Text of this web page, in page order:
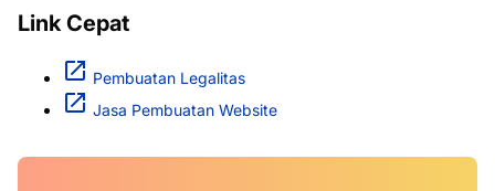
Link Cepat
Pembuatan Legalitas
Jasa Pembuatan Website